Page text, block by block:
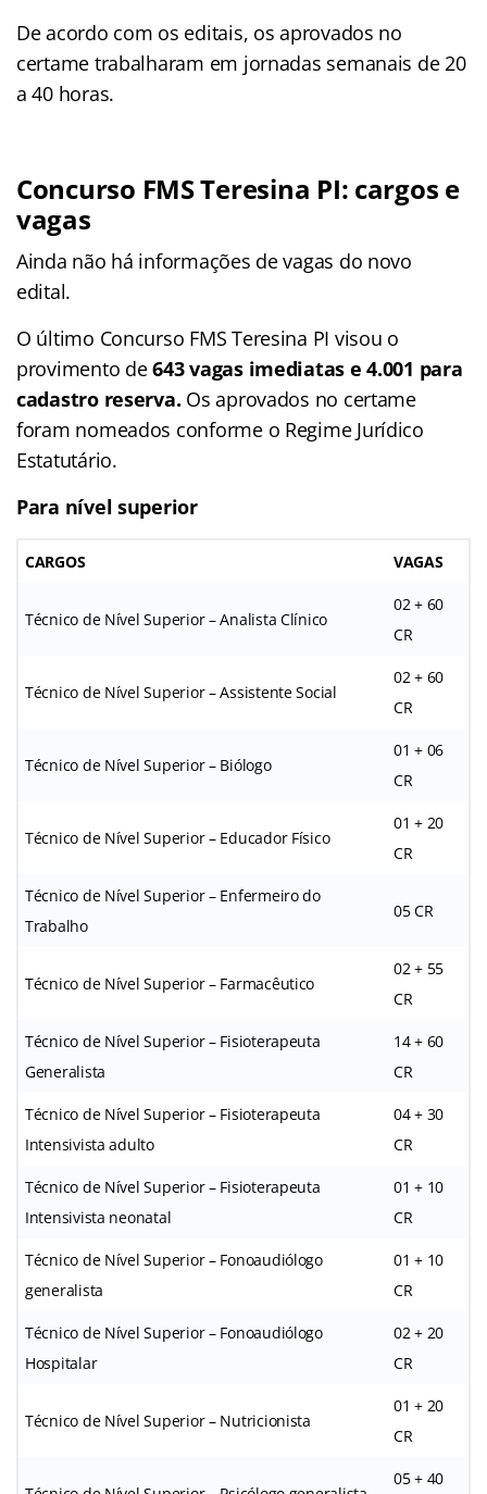
De acordo com os editais, os aprovados no
certame trabalharam em jornadas semanais de 20
a 40 horas.
Concurso FMS Teresina PI: cargos e
vagas
Ainda não há informações de vagas do novo
edital.
O último Concurso FMS Teresina PI visou o
provimento de643 vagas imediatas e 4.001 para
cadastro reserva. Os aprovados no certame
foram nomeados conforme o Regime Jurídico
Estatutário.
Para nível superior
CARGOS VAGAS
Técnico de Nível Superior – Analista Clínico
02 + 60
CR
Técnico de Nível Superior – Assistente Social
02 + 60
CR
Técnico de Nível Superior – Biólogo
01 + 06
CR
Técnico de Nível Superior – Educador Físico
01 + 20
CR
Técnico de Nível Superior – Enfermeiro do
Trabalho
05 CR
Técnico de Nível Superior – Farmacêutico
02 + 55
CR
Técnico de Nível Superior – Fisioterapeuta
Generalista
14 + 60
CR
Técnico de Nível Superior – Fisioterapeuta
Intensivista adulto
04 + 30
CR
Técnico de Nível Superior – Fisioterapeuta
Intensivista neonatal
01 + 10
CR
Técnico de Nível Superior – Fonoaudiólogo
generalista
01 + 10
CR
Técnico de Nível Superior – Fonoaudiólogo
Hospitalar
02 + 20
CR
Técnico de Nível Superior – Nutricionista
01 + 20
CR
05 + 40